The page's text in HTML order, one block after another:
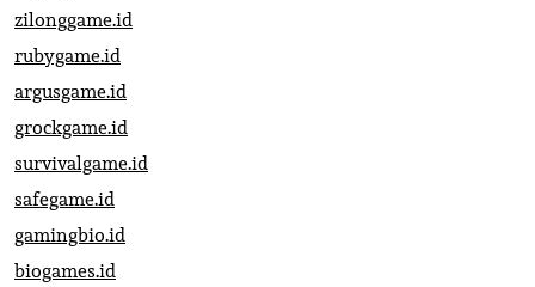
zilonggame.id
rubygame.id
argusgame.id
grockgame.id
survivalgame.id
safegame.id
gamingbio.id
biogames.id